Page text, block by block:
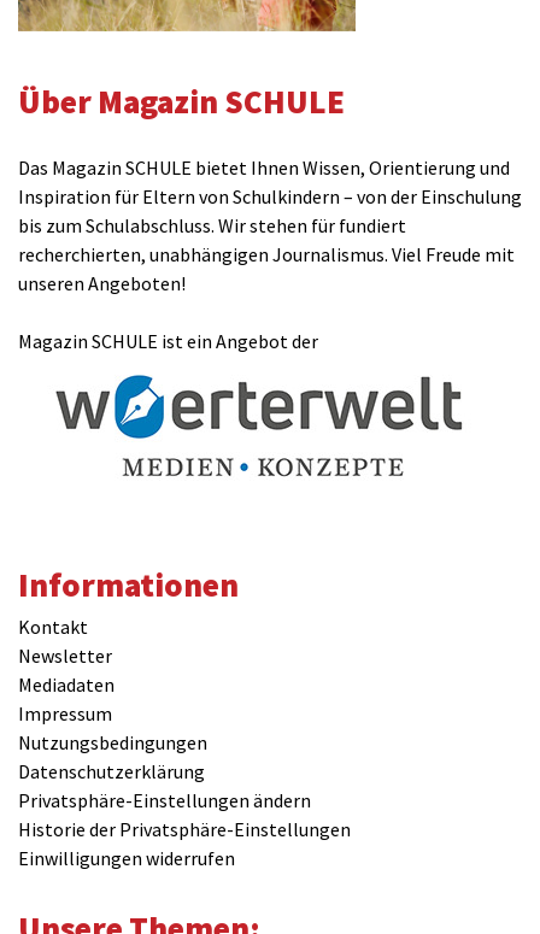
Über Magazin SCHULE
Das Magazin SCHULE bietet Ihnen Wissen, Orientierung und
Inspiration für Eltern von Schulkindern – von der Einschulung
bis zum Schulabschluss. Wir stehen für fundiert
recherchierten, unabhängigen Journalismus. Viel Freude mit
unseren Angeboten!
Magazin SCHULE ist ein Angebot der
Informationen
Kontakt
Newsletter
Mediadaten
Impressum
Nutzungsbedingungen
Datenschutzerklärung
Privatsphäre-Einstellungen ändern
Historie der Privatsphäre-Einstellungen
Einwilligungen widerrufen